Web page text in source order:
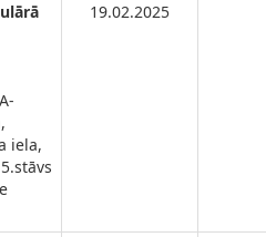
iela,
19.02.2025